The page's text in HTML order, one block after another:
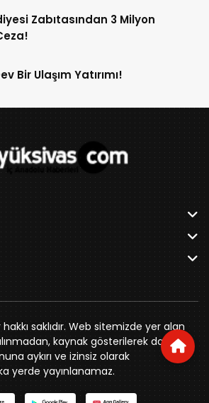
Zabıtasından 3 Milyon
Bir Ulaşım Yatırımı!
İnönü Bulvarı Özkahya Apt. Kat:3 D:7
saklıdır. Web sitemizde yer alan
kaynak gösterilerek dahi
aykırı ve izinsiz olarak
yerde yayınlanamaz.